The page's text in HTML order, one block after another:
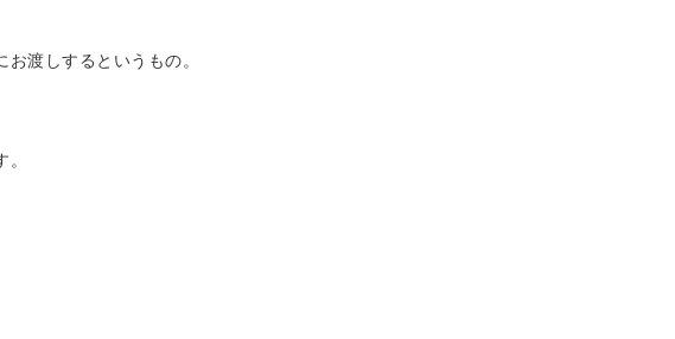
渡しするというもの。